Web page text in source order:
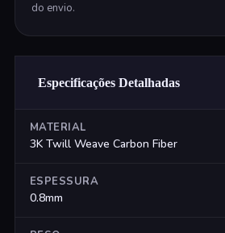
do envio.
Especificações Detalhadas
MATERIAL
3K Twill Weave Carbon Fiber
ESPESSURA
0.8mm